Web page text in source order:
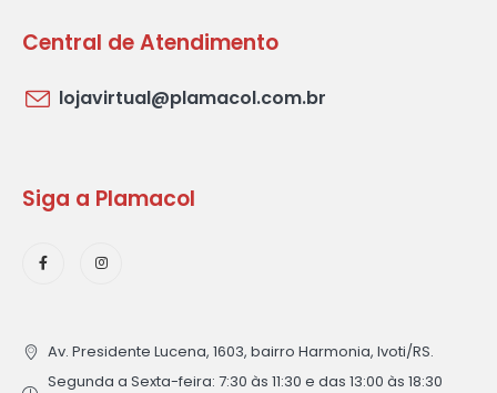
Central de Atendimento
lojavirtual@plamacol.com.br
Siga a Plamacol
Av. Presidente Lucena, 1603, bairro Harmonia, Ivoti/RS.
Segunda a Sexta-feira: 7:30 às 11:30 e das 13:00 às 18:30